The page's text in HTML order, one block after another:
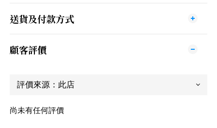
送貨及付款方式
顧客評價
尚未有任何評價